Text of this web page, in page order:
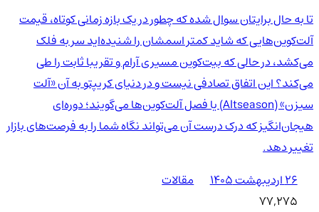
تا به حال برایتان سوال شده که چطور در یک بازه زمانی کوتاه، قیمت
آلت‌کوین‌هایی که شاید کمتر اسمشان را شنیده‌اید سر به فلک
می‌کشد، در حالی که بیت‌کوین مسیری آرام و تقریبا ثابت را طی
می‌کند؟ این اتفاق تصادفی نیست و در دنیای کریپتو به آن «آلت
سیزن» (Altseason) یا فصل آلت‌کوین‌ها می‌گویند؛ دوره‌ای
هیجان‌انگیز که درک درست آن می‌تواند نگاه شما را به فرصت‌های بازار
تغییر دهد.
۲۶ اردیبهشت ۱۴۰۵
مقالات
77,275